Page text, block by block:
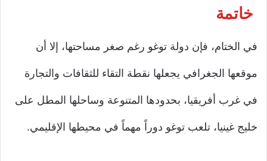
خاتمة
في الختام، فإن دولة توغو رغم صغر مساحتها، إلا أن
موقعها الجغرافي يجعلها نقطة التقاء للثقافات والتجارة
في غرب أفريقيا، بحدودها المتنوعة وساحلها المطل على
خليج غينيا، تلعب توغو دوراً مهماً في محيطها الإقليمي.